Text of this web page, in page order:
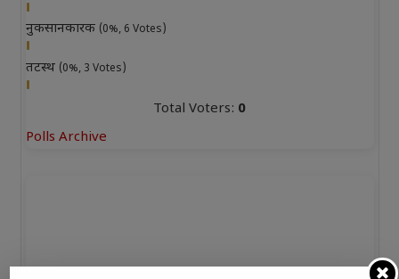
नुकसानकारक (0%, 6 Votes)
तटस्थ (0%, 3 Votes)
Total Voters: 0
Polls Archive